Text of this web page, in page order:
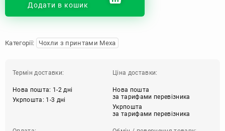
Додати в кошик
Категорії: Чохли з принтами Меха
Термін доставки:
Нова пошта: 1-2 дні
Укрпошта: 1-3 дні
Ціна доставки:
Нова пошта
за тарифами перевізника
Укрпошта
за тарифами перевізника